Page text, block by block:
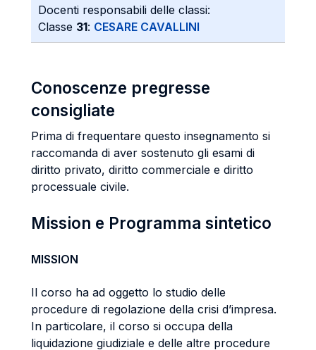
Docenti responsabili delle classi:
Classe 31: CESARE CAVALLINI
Conoscenze pregresse
consigliate
Prima di frequentare questo insegnamento si
raccomanda di aver sostenuto gli esami di
diritto privato, diritto commerciale e diritto
processuale civile.
Mission e Programma sintetico
MISSION
Il corso ha ad oggetto lo studio delle
procedure di regolazione della crisi d’impresa.
In particolare, il corso si occupa della
liquidazione giudiziale e delle altre procedure